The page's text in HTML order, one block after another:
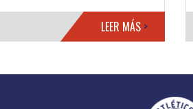
LEER MÁS >